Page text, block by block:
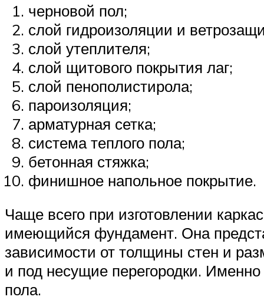
черновой пол;
слой гидроизоляции и
слой утеплителя;
слой щитового покрытия лаг;
слой пенополистирола;
пароизоляция;
арматурная сетка;
система теплого пола;
бетонная стяжка;
финишное напольное покрытие.
Чаще всего при изготовлении
имеющийся фундамент. Она
зависимости от толщины стен и
и под несущие перегородки.
пола.